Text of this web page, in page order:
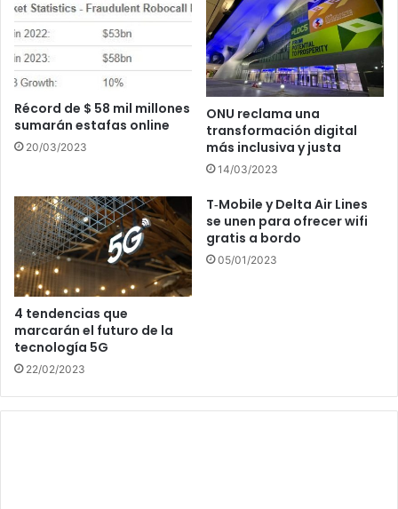
Récord de $ 58 mil millones
sumarán estafas online
20/03/2023
ONU reclama una
transformación digital
más inclusiva y justa
14/03/2023
4 tendencias que
marcarán el futuro de la
tecnología 5G
22/02/2023
T‑Mobile y Delta Air Lines
se unen para ofrecer wifi
gratis a bordo
05/01/2023